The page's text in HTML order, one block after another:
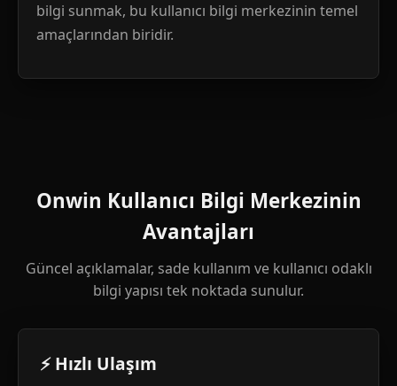
bilgi sunmak, bu kullanıcı bilgi merkezinin temel
amaçlarından biridir.
Onwin Kullanıcı Bilgi Merkezinin
Avantajları
Güncel açıklamalar, sade kullanım ve kullanıcı odaklı
bilgi yapısı tek noktada sunulur.
⚡ Hızlı Ulaşım